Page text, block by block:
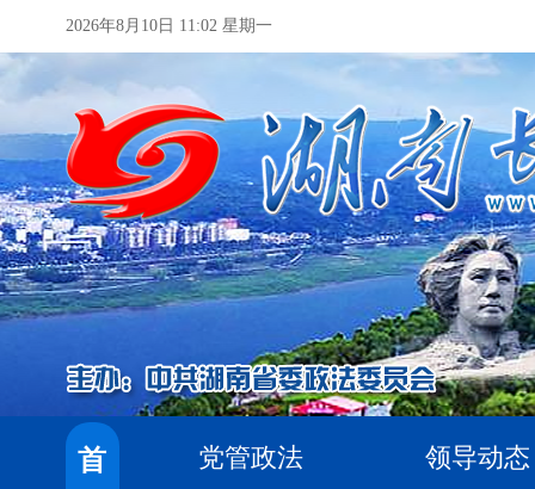
2026年8月10日 11:02 星期一
首
党管政法
领导动态